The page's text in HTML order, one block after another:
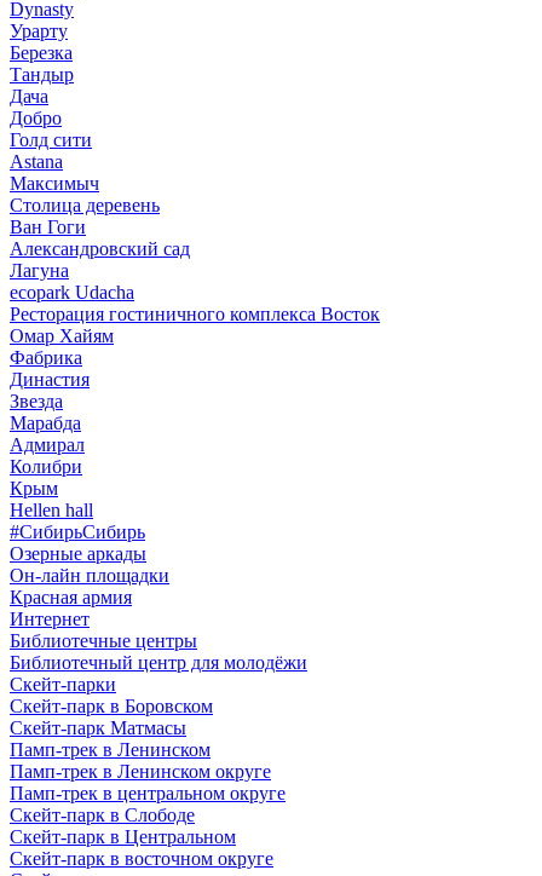
Dynasty
Урарту
Березка
Тандыр
Дача
Добро
Голд сити
Astana
Максимыч
Столица деревень
Ван Гоги
Александровский сад
Лагуна
ecopark Udacha
Ресторация гостиничного комплекса Восток
Омар Хайям
Фабрика
Династия
Звезда
Марабда
Адмирал
Колибри
Крым
Hellen hall
#СибирьСибирь
Озерные аркады
Он-лайн площадки
Красная армия
Интернет
Библиотечные центры
Библиотечный центр для молодёжи
Скейт-парки
Скейт-парк в Боровском
Скейт-парк Матмасы
Памп-трек в Ленинском
Памп-трек в Ленинском округе
Памп-трек в центральном округе
Скейт-парк в Слободе
Скейт-парк в Центральном
Скейт-парк в восточном округе